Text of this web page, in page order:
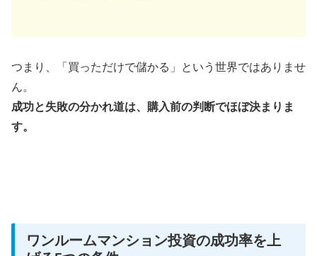
つまり、「買っただけで儲かる」という世界ではありませ
ん。
成功と失敗の分かれ道は、購入前の判断でほぼ決まりま
す。
ワンルームマンション投資の成功率を上